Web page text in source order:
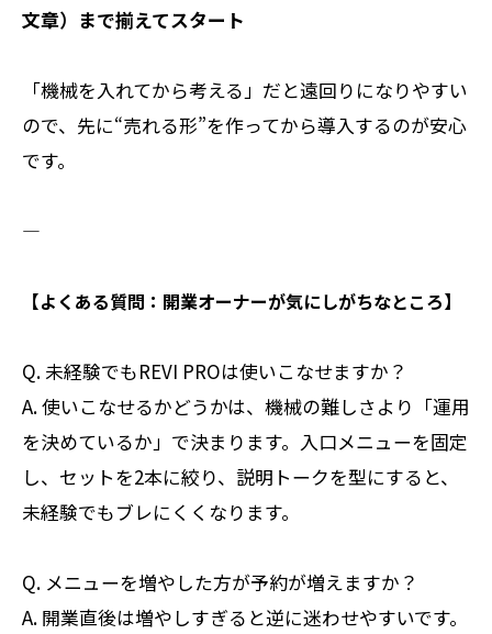
文章）まで揃えてスタート
「機械を入れてから考える」だと遠回りになりやすい
ので、先に“売れる形”を作ってから導入するのが安心
です。
――――――――――
【よくある質問：開業オーナーが気にしがちなところ】
Q. 未経験でもREVI PROは使いこなせますか？
A. 使いこなせるかどうかは、機械の難しさより「運用
を決めているか」で決まります。入口メニューを固定
し、セットを2本に絞り、説明トークを型にすると、
未経験でもブレにくくなります。
Q. メニューを増やした方が予約が増えますか？
A. 開業直後は増やしすぎると逆に迷わせやすいです。